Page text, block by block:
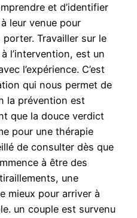
et d’identifier
leur venue pour
Travailler sur le
l’intervention, est un
l’expérience. C’est
qui nous permet de
la prévention est
que la douce verdict
pour une thérapie
de consulter dès que
à être des
une
mieux pour arriver à
un couple est survenu